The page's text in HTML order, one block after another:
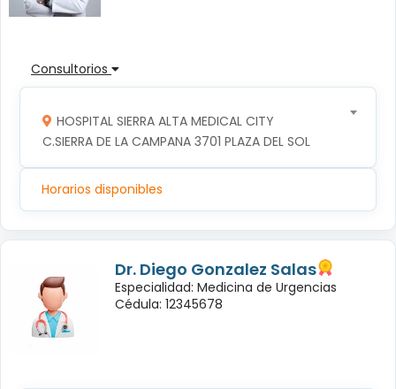
Consultorios
HOSPITAL SIERRA ALTA MEDICAL CITY
C.SIERRA DE LA CAMPANA 3701 PLAZA DEL SOL
Horarios disponibles
Dr. Diego Gonzalez Salas
Especialidad: Medicina de Urgencias
Cédula: 12345678